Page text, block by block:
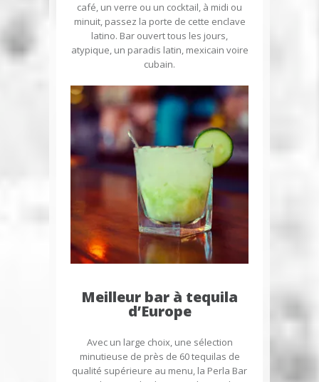
café, un verre ou un cocktail, à midi ou
minuit, passez la porte de cette enclave
latino. Bar ouvert tous les jours,
atypique, un paradis latin, mexicain voire
cubain.
Meilleur bar à tequila
d’Europe
Avec un large choix, une sélection
minutieuse de près de 60 tequilas de
qualité supérieure au menu, la Perla Bar